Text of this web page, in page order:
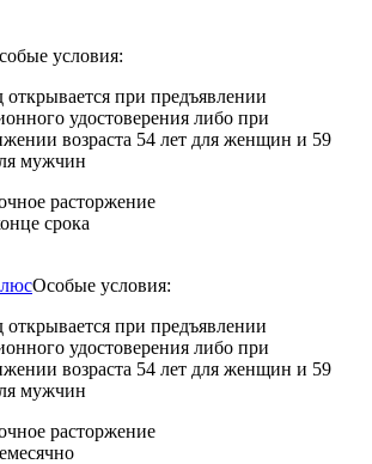
условия:
открывается при предъявлении
удостоверения либо при
возраста 54 лет для женщин и 59
мужчин
расторжение
срока
Особые условия:
открывается при предъявлении
удостоверения либо при
возраста 54 лет для женщин и 59
мужчин
расторжение